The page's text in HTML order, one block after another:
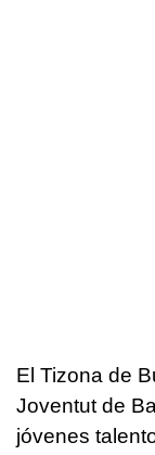
El Tizona de
Joventut de
jóvenes